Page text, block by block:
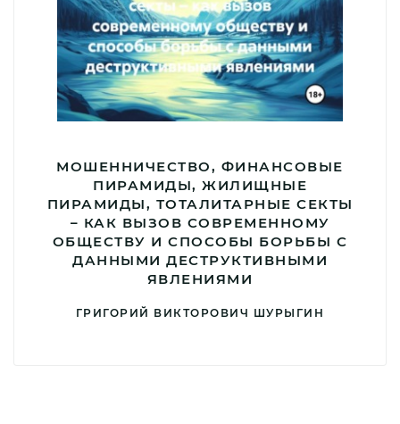
МОШЕННИЧЕСТВО, ФИНАНСОВЫЕ
ПИРАМИДЫ, ЖИЛИЩНЫЕ
ПИРАМИДЫ, ТОТАЛИТАРНЫЕ СЕКТЫ
– КАК ВЫЗОВ СОВРЕМЕННОМУ
ОБЩЕСТВУ И СПОСОБЫ БОРЬБЫ С
ДАННЫМИ ДЕСТРУКТИВНЫМИ
ЯВЛЕНИЯМИ
ГРИГОРИЙ ВИКТОРОВИЧ ШУРЫГИН